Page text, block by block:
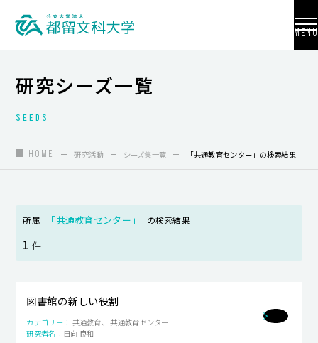
MENU
大学紹介
入試情報
地域連携
国際交流
研究活動
キャンパスライフ
研究シーズ一覧
SEEDS
HOME 研究活動 シーズ集一覧 「共通教育センター」の検索結果
所属 「共通教育センター」 の検索結果
1 件
図書館の新しい役割
共通教育、 共通教育センター
日向 良和